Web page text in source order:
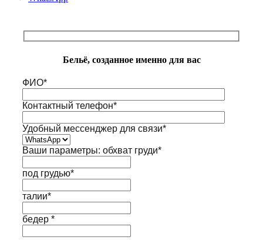
Бельё, созданное именно для вас
ФИО*
Контактный телефон*
Удобный мессенджер для связи*
Ваши параметры: обхват груди*
под грудью*
талии*
бедер *